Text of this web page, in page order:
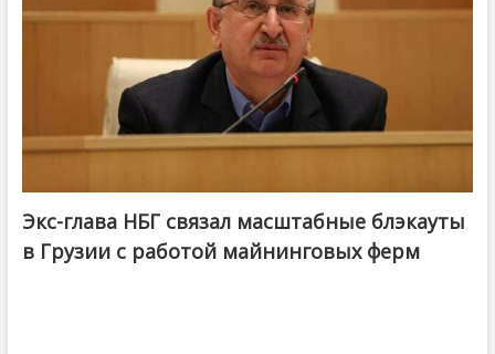
Экс-глава НБГ связал масштабные блэкауты
в Грузии с работой майнинговых ферм